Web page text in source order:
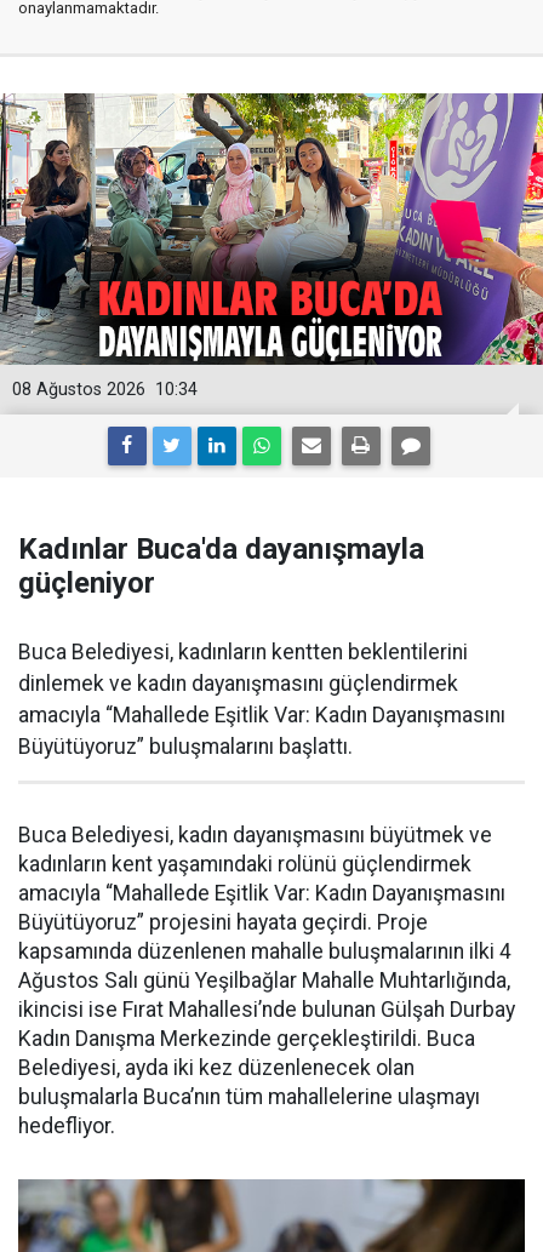
onaylanmamaktadır.
10:34
08 Ağustos 2026
Kadınlar Buca'da dayanışmayla
güçleniyor
Buca Belediyesi, kadınların kentten beklentilerini
dinlemek ve kadın dayanışmasını güçlendirmek
amacıyla “Mahallede Eşitlik Var: Kadın Dayanışmasını
Büyütüyoruz” buluşmalarını başlattı.
Buca Belediyesi, kadın dayanışmasını büyütmek ve
kadınların kent yaşamındaki rolünü güçlendirmek
amacıyla “Mahallede Eşitlik Var: Kadın Dayanışmasını
Büyütüyoruz” projesini hayata geçirdi. Proje
kapsamında düzenlenen mahalle buluşmalarının ilki 4
Ağustos Salı günü Yeşilbağlar Mahalle Muhtarlığında,
ikincisi ise Fırat Mahallesi’nde bulunan Gülşah Durbay
Kadın Danışma Merkezinde gerçekleştirildi. Buca
Belediyesi, ayda iki kez düzenlenecek olan
buluşmalarla Buca’nın tüm mahallelerine ulaşmayı
hedefliyor.